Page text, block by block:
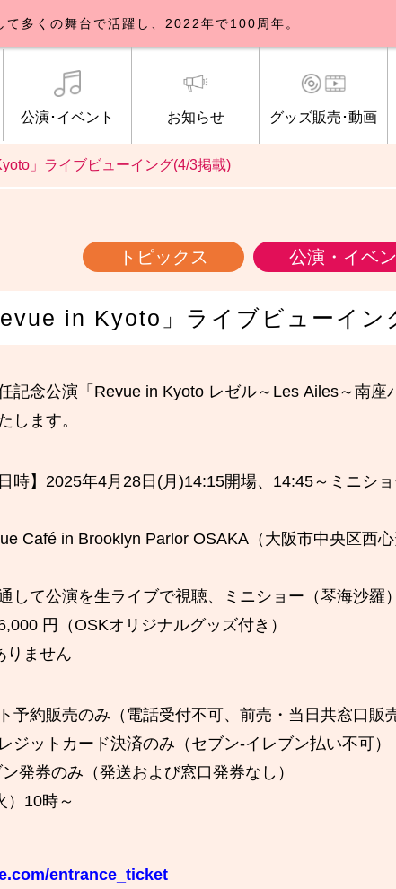
多くの舞台で活躍し、2022年で100周年。
公演･イベント
ント ブルックリンパーラー公演
お知らせ
せ一覧 トピックス 公演･イベント
グッズ販売･動画
公式グッズ販売 オンライン配信
について 研修生募集について
」ライブビューイング(4/3掲載)
トピックス 公演・イベ
in Kyoto」ライブビューイン
記念公演「Revue in Kyoto レゼル～Les Ailes～南座
します。
時】2025年4月28日(月)14:15開場、14:45～ミニシ
Café in Brooklyn Parlor OSAKA（大阪市中央区西
して公演を生ライブで視聴、ミニショー（琴海沙羅）
円（OSKオリジナルグッズ付き）
りません
予約販売のみ（電話受付不可、前売・当日共窓口販
ジットカード決済のみ（セブン‐イレブン払い不可）
発券のみ（発送および窓口発券なし）
）10時～
entrance_ticket